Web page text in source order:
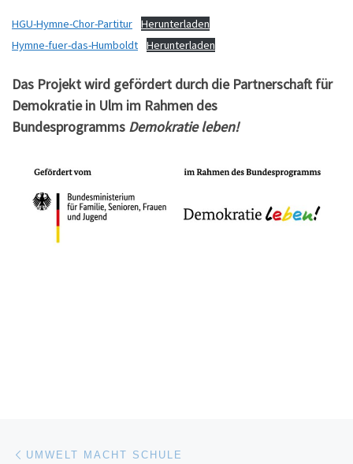
HGU-Hymne-Chor-Partitur
Herunterladen
Hymne-fuer-das-Humboldt
Herunterladen
Das Projekt wird gefördert durch die Partnerschaft für
Demokratie in Ulm im Rahmen des
Bundesprogramms Demokratie leben!
Beitragsnavigation
UMWELT MACHT SCHULE